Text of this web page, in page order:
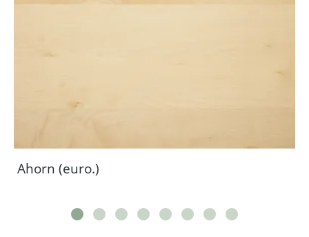
Ahorn (euro.)